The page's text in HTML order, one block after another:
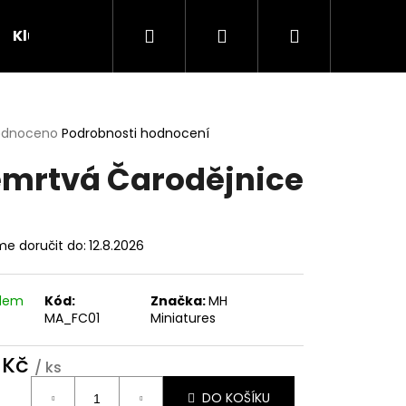
Klubovna SoutěžeHledat PřihlášeníNákupní
Podrobnosti hodnocení
Čarodějnice
doručit do: 12.8.2026
Kód:
MA_FC01
Značka:MH
Miniatures
/ ks
DO KOŠÍKU